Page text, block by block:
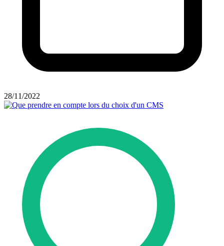
28/11/2022